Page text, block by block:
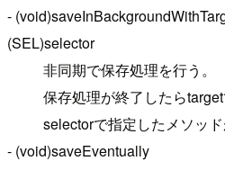
-
(SEL)selector
非同期で保存処理を行う。
保存処理が終了したら
selectorで指定したメソッド
- (void)saveEventually